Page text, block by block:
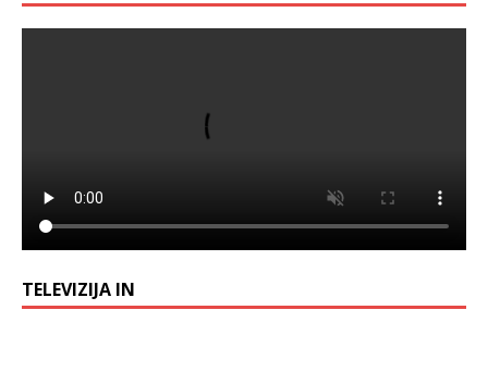
TELEVIZIJA IN